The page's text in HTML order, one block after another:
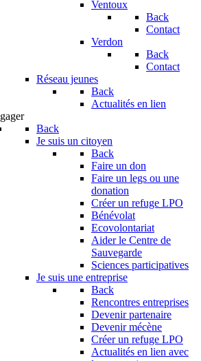
Ventoux
Back
Contact
Verdon
Back
Contact
Réseau jeunes
Back
Actualités en lien
Back
Je suis un citoyen
Back
Faire un don
Faire un legs ou une
donation
Créer un refuge LPO
Bénévolat
Ecovolontariat
Aider le Centre de
Sauvegarde
Sciences participatives
Je suis une entreprise
Back
Rencontres entreprises
Devenir partenaire
Devenir mécène
Créer un refuge LPO
Actualités en lien avec